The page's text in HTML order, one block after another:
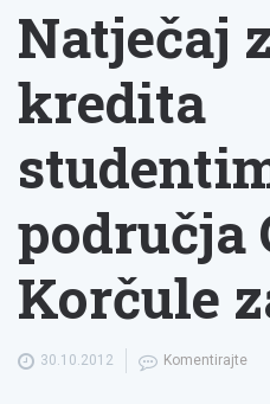
Natječaj
kredita
područja
Korčule
30.10.2012 Komentirajte